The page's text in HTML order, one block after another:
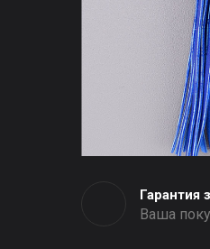
Гарантия
Ваша